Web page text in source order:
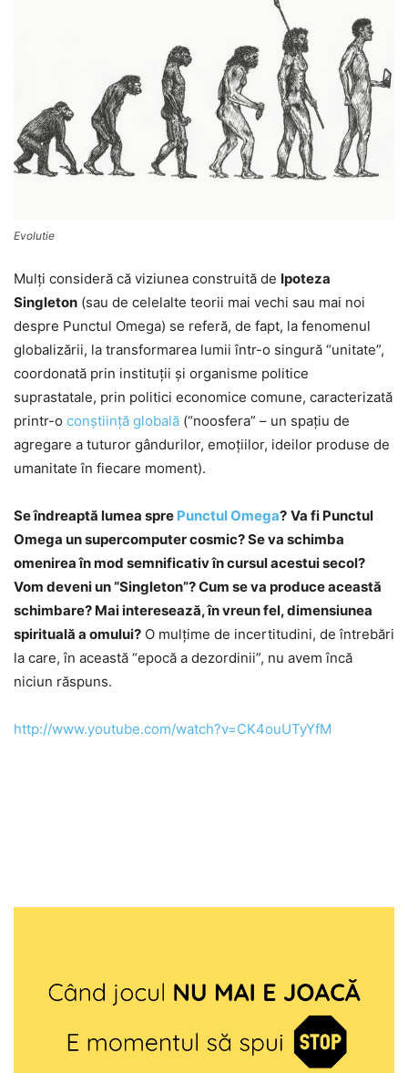
Evolutie
Mulţi consideră că viziunea construită de Ipoteza
Singleton (sau de celelalte teorii mai vechi sau mai noi
despre Punctul Omega) se referă, de fapt, la fenomenul
globalizării, la transformarea lumii într-o singură “unitate”,
coordonată prin instituţii şi organisme politice
suprastatale, prin politici economice comune, caracterizată
printr-o conştiinţă globală (“noosfera” – un spaţiu de
agregare a tuturor gândurilor, emoţiilor, ideilor produse de
umanitate în fiecare moment).
Se îndreaptă lumea spre Punctul Omega? Va fi Punctul
Omega un supercomputer cosmic? Se va schimba
omenirea în mod semnificativ în cursul acestui secol?
Vom deveni un “Singleton”? Cum se va produce această
schimbare? Mai interesează, în vreun fel, dimensiunea
spirituală a omului? O mulţime de incertitudini, de întrebări
la care, în această “epocă a dezordinii”, nu avem încă
niciun răspuns.
http://www.youtube.com/watch?v=CK4ouUTyYfM